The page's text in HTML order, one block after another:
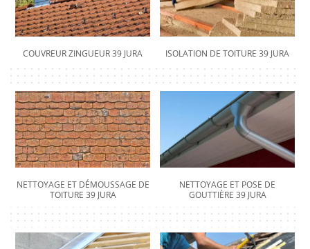
COUVREUR ZINGUEUR 39 JURA ISOLATION DE TOITURE 39 JURA
NETTOYAGE ET DÉMOUSSAGE DE
TOITURE 39 JURA
NETTOYAGE ET POSE DE
GOUTTIÈRE 39 JURA